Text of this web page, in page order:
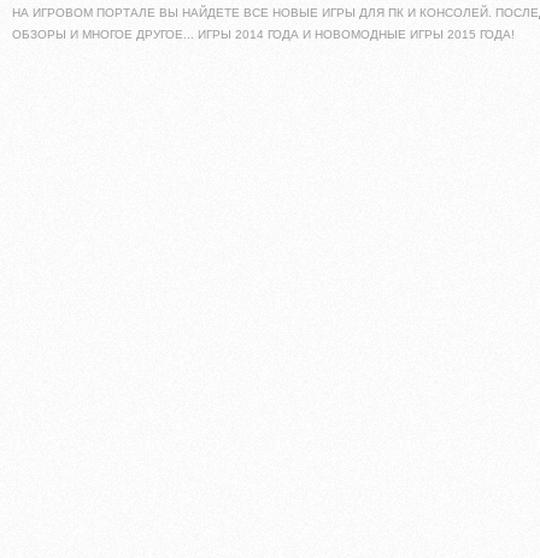
НА ИГРОВОМ ПОРТАЛЕ ВЫ НАЙДЕТЕ ВСЕ НОВЫЕ ИГРЫ ДЛЯ ПК И КОНСОЛЕЙ.
ОБЗОРЫ И МНОГОЕ ДРУГОЕ... ИГРЫ 2014 ГОДА И НОВОМОДНЫЕ ИГРЫ 2015 ГОДА!